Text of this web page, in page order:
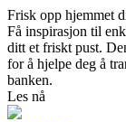
Frisk opp hjemmet
Få inspirasjon til
ditt et friskt pust.
for å hjelpe deg å
banken.
Les nå